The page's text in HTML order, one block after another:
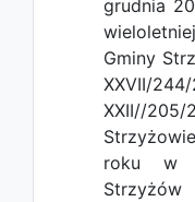
grudnia
Gminy
XXVII/
XXII//
roku w